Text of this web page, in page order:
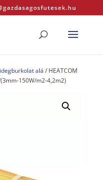
alá / HEATCOM
150W/m2-4,2m2)